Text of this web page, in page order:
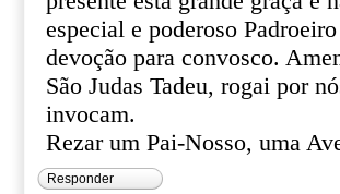
especial e poderoso
devoção para convosco.
São Judas Tadeu, rogai por
invocam.
Rezar um Pai-Nosso, uma
Responder